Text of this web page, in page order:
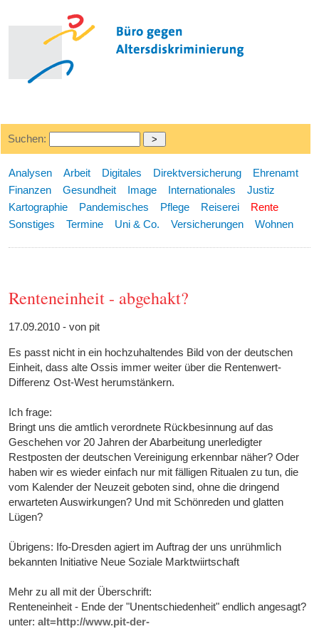
Suchen:
Analysen Arbeit Digitales Direktversicherung
Ehrenamt
Finanzen
Gesundheit Image Internationales
Justiz
Kartographie
Pandemisches Pflege Reiserei
Rente
Sonstiges
Termine Uni & Co. Versicherungen Wohnen
Renteneinheit - abgehakt?
17.09.2010 - von pit
Es passt nicht in ein hochzuhaltendes Bild von der deutschen
Einheit, dass alte Ossis immer weiter über die Rentenwert-
Differenz Ost-West herumstänkern.
Ich frage:
Bringt uns die amtlich verordnete Rückbesinnung auf das
Geschehen vor 20 Jahren der Abarbeitung unerledigter
Restposten der deutschen Vereinigung erkennbar näher? Oder
haben wir es wieder einfach nur mit fälligen Ritualen zu tun, die
vom Kalender der Neuzeit geboten sind, ohne die dringend
erwarteten Auswirkungen? Und mit Schönreden und glatten
Lügen?
Übrigens: Ifo-Dresden agiert im Auftrag der uns unrühmlich
bekannten Initiative Neue Soziale Marktwiirtschaft
Mehr zu all mit der Überschrift:
Renteneinheit - Ende der "Unentschiedenheit" endlich angesagt?
unter:alt=http://www.pit-der-